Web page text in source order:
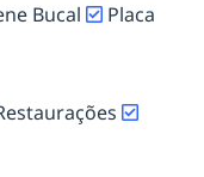
Bucal
Placa